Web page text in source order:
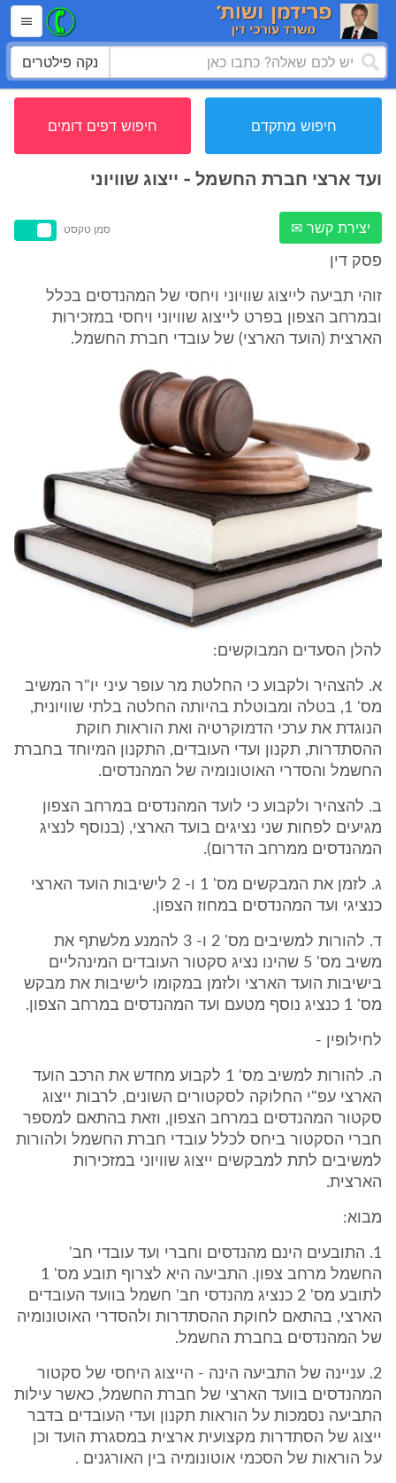
נקה פילטרים
חיפוש מתקדם חיפוש דפים דומים
ועד ארצי חברת החשמל - ייצוג שוויוני
יצירת קשר ✉ סמן טקסט
פסק דין
זוהי תביעה לייצוג שוויוני ויחסי של המהנדסים בכלל
ובמרחב הצפון בפרט לייצוג שוויוני ויחסי במזכירות
הארצית (הועד הארצי) של עובדי חברת החשמל.
להלן הסעדים המבוקשים:
א. להצהיר ולקבוע כי החלטת מר עופר עיני יו"ר המשיב
מס' 1, בטלה ומבוטלת בהיותה החלטה בלתי שוויונית,
הנוגדת את ערכי הדמוקרטיה ואת הוראות חוקת
ההסתדרות, תקנון ועדי העובדים, התקנון המיוחד בחברת
החשמל והסדרי האוטונומיה של המהנדסים.
ב. להצהיר ולקבוע כי לועד המהנדסים במרחב הצפון
מגיעים לפחות שני נציגים בועד הארצי, (בנוסף לנציג
המהנדסים ממרחב הדרום).
ג. לזמן את המבקשים מס' 1 ו- 2 לישיבות הועד הארצי
כנציגי ועד המהנדסים במחוז הצפון.
ד. להורות למשיבים מס' 2 ו- 3 להמנע מלשתף את
משיב מס' 5 שהינו נציג סקטור העובדים המינהליים
בישיבות הועד הארצי ולזמן במקומו לישיבות את מבקש
מס' 1 כנציג נוסף מטעם ועד המהנדסים במרחב הצפון.
לחילופין -
ה. להורות למשיב מס' 1 לקבוע מחדש את הרכב הועד
הארצי עפ"י החלוקה לסקטורים השונים, לרבות ייצוג
סקטור המהנדסים במרחב הצפון, וזאת בהתאם למספר
חברי הסקטור ביחס לכלל עובדי חברת החשמל ולהורות
למשיבים לתת למבקשים ייצוג שוויוני במזכירות
הארצית.
מבוא:
1. התובעים הינם מהנדסים וחברי ועד עובדי חב'
החשמל מרחב צפון. התביעה היא לצרוף תובע מס' 1
לתובע מס' 2 כנציג מהנדסי חב' חשמל בוועד העובדים
הארצי, בהתאם לחוקת ההסתדרות ולהסדרי האוטונומיה
של המהנדסים בחברת החשמל.
2. עניינה של התביעה הינה - הייצוג היחסי של סקטור
המהנדסים בוועד הארצי של חברת החשמל, כאשר עילות
התביעה נסמכות על הוראות תקנון ועדי העובדים בדבר
ייצוג של הסתדרות מקצועית ארצית במסגרת הועד וכן
על הוראות של הסכמי אוטונומיה בין האורגנים .